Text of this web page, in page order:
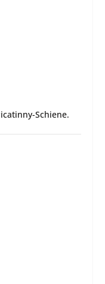
Schiene.